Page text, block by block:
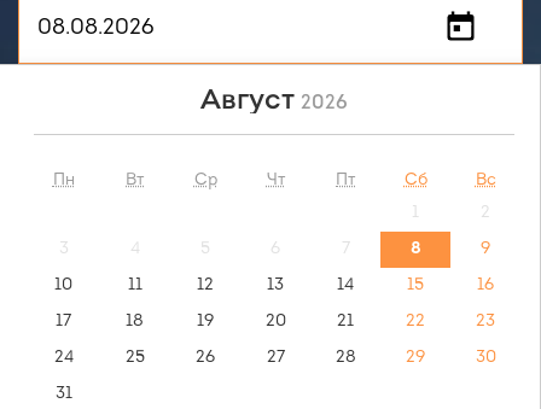
НАЙТИ
Москва - Новокузнецк
видео инструкция:
Август 2026
Пн Вт Ср Чт Пт Сб
Вс
1
2
3
4 5 6 7 8
9
10
11 12 13 14 15
16
17
18 19 20 21 22
23
24
25 26 27 28 29
30
31